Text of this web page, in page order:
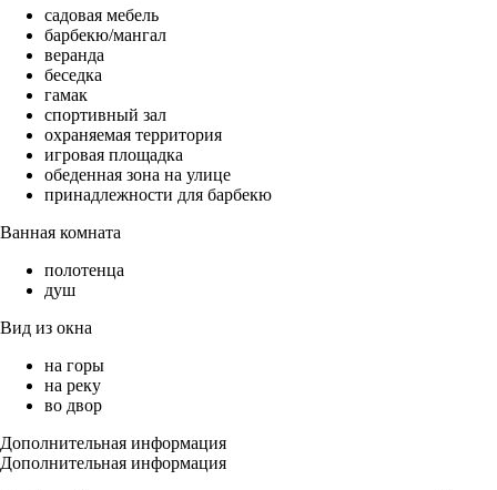
садовая мебель
барбекю/мангал
веранда
беседка
гамак
спортивный зал
охраняемая территория
игровая площадка
обеденная зона на улице
принадлежности для барбекю
Ванная комната
полотенца
душ
Вид из окна
на горы
на реку
во двор
Дополнительная информация
Дополнительная информация